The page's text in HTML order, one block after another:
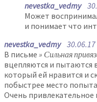
nevestka_vedmy
Может
и понимает что
nevestka_vedmy30.06.17
В письме » Сильная
вцепляются и пытаются
который ей нравится и
побыстрее место
Очень привлекательное